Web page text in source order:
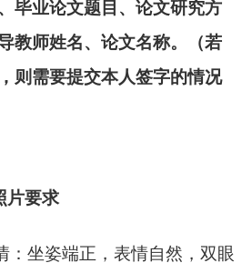
毕业论文题目、论文研究方
教师姓名、论文名称。（若
则需要提交本人签字的情况
片要求
：坐姿端正，表情自然，双眼